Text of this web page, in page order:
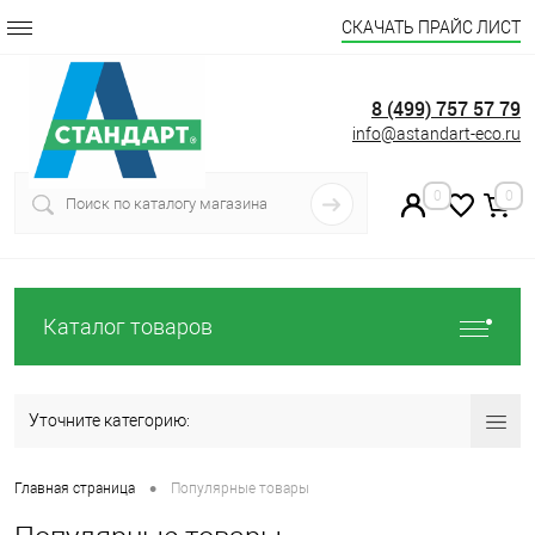
СКАЧАТЬ ПРАЙС ЛИСТ
8 (499) 757 57 79
info@astandart-eco.ru
0 0
Каталог товаров
Уточните категорию:
Главная страница • Популярные товары